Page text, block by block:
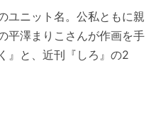
ユニット名。公私ともに親
平澤まりこさんが作画を手
』と、近刊『しろ』の2